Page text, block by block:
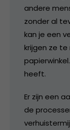
andere
zonder al
kan je een
krijgen ze
heeft.
Er zijn een
de